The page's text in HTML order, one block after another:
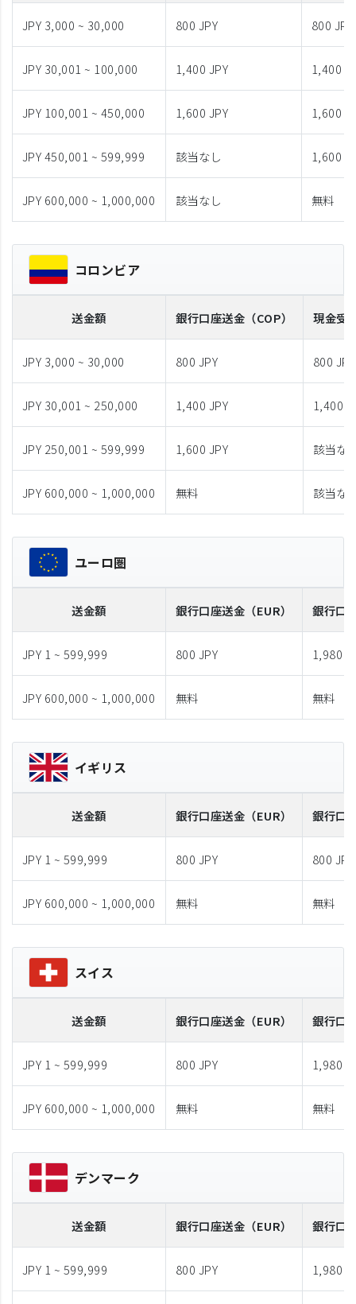
JPY 3,000 ~ 30,000 800 JPY 800 JPY
JPY 30,001 ~ 100,000 1,400 JPY 1,400
JPY 100,001 ~ 450,000 1,600 JPY 1,600
JPY 450,001 ~ 599,999 該当なし 1,600
JPY 600,000 ~ 1,000,000 該当なし 無料
コロンビア
送金額 銀行口座送金 （COP） 現金受
JPY 3,000 ~ 30,000 800 JPY 800 JPY
JPY 30,001 ~ 250,000 1,400 JPY 1,400
JPY 250,001 ~ 599,999 1,600 JPY 該当な
JPY 600,000 ~ 1,000,000 無料 該当な
ユーロ圏
送金額 銀行口座送金 （EUR） 銀行口
JPY 1 ~ 599,999 800 JPY 1,980
JPY 600,000 ~ 1,000,000 無料 無料
イギリス
送金額 銀行口座送金 （EUR） 銀行口
JPY 1 ~ 599,999 800 JPY 800 JPY
JPY 600,000 ~ 1,000,000 無料 無料
スイス
送金額 銀行口座送金 （EUR） 銀行口
JPY 1 ~ 599,999 800 JPY 1,980
JPY 600,000 ~ 1,000,000 無料 無料
デンマーク
送金額 銀行口座送金 （EUR） 銀行口
JPY 1 ~ 599,999 800 JPY 1,980